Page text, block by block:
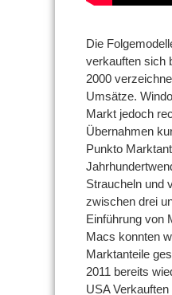
Die
verkauften sich
2000
Umsätze.
Markt jedoch
Übernahmen
Punkto
Straucheln und
zwischen drei
Einführung von
Macs konnten
Marktanteile
2011 bereits
USA